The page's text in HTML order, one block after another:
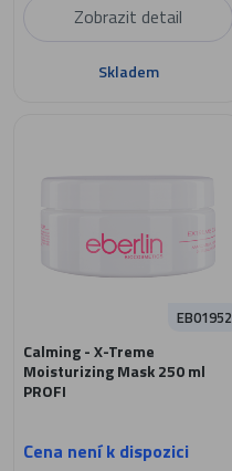
Zobrazit detail
Skladem
Calming - X-Treme
Moisturizing Mask 250 ml
PROFI
Cena není k dispozici
EB01952